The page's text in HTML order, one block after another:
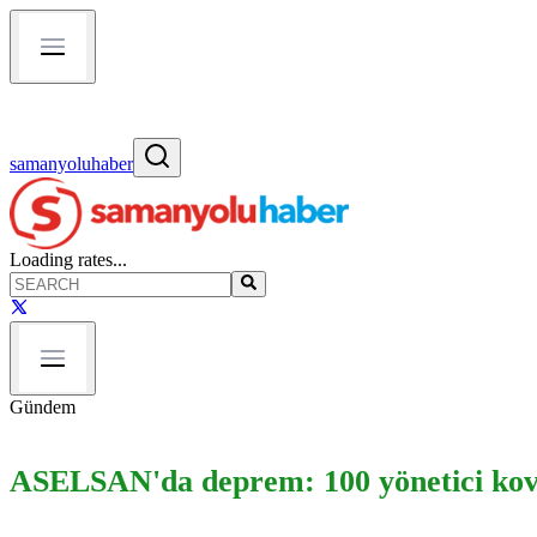
samanyoluhaber
Loading rates...
Gündem
ASELSAN'da deprem: 100 yönetici